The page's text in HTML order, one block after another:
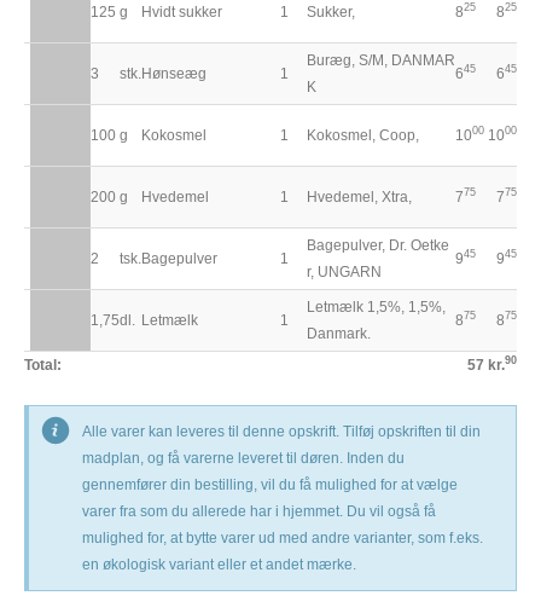
125 g Hvidt sukker 1 Sukker, 825 825
3 stk. Hønseæg 1
Buræg, S/M, DANMAR
K
645 645
100 g Kokosmel 1 Kokosmel, Coop, 1000 1000
200 g Hvedemel 1 Hvedemel, Xtra, 775 775
2 tsk. Bagepulver 1
Bagepulver, Dr. Oetke
r, UNGARN
945 945
1,75dl. Letmælk 1
Letmælk 1,5%, 1,5%,
Danmark.
875 875
Total: 57 kr.90
Alle varer kan leveres til denne opskrift. Tilføj opskriften til din
madplan, og få varerne leveret til døren. Inden du
gennemfører din bestilling, vil du få mulighed for at vælge
varer fra som du allerede har i hjemmet. Du vil også få
mulighed for, at bytte varer ud med andre varianter, som f.eks.
en økologisk variant eller et andet mærke.